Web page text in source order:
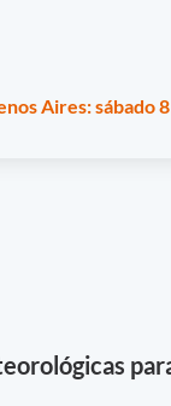
Aires: sábado